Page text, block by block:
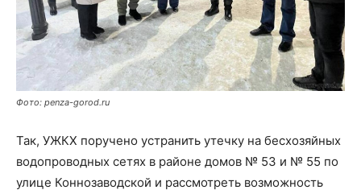
Фото: penza-gorod.ru
Так, УЖКХ поручено устранить утечку на бесхозяйных
водопроводных сетях в районе домов № 53 и № 55 по
улице Коннозаводской и рассмотреть возможность